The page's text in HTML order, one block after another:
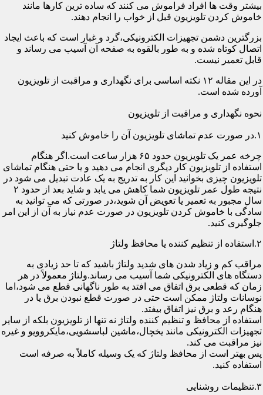
بیشتر وقت ها افراد فراموش می کنند که ساده ترین کارها مانند
خاموش کردن تلویزیون قبل از خواب را انجام دهند.
بزرگترین دشمن تجهیزات الکترونیکی،گرد و غبار است که باعث ایجاد
اتصال کوتاه شده و به طور بالقوه به صفحه آن آسیب می رساند و
قابل تعمیر نیست.
در این مقاله ۱۲ نکته اساسی برای نگهداری و مراقبت از تلویزیون
آورده شده است.
نحوه نگهداری و مراقبت از تلویزیون
۱.در صورت عدم تماشای تلویزیون آن را خاموش کنید
چرخه عمر یک تلویزیون حدود ۶۵ هزار ساعت است.اگر هنگام
استفاده از تلویزیون کار دیگری انجام می دهید و یا حتی هنگام تماشای
تلویزیون چیزی بخوانید این کار به تدریج به یک عادت تبدیل می شود در
نتیجه طول عمر تلویزیون شما کاهش می یابد و شاید بعد از حدود ۲
سال مجبور به تعمیر یا تعویض آن شوید،در صورتی که می توانید به
سادگی با خاموش کردن تلویزیون در صورت عدم نیاز به آن از این امر
جلوگیری کنید.
۲.استفاده از تنظیم کننده یا محافظ ولتاژ
مراقب کم و زیاد شدن های شدید ولتاژ باشید که تا حد زیادی به
دستگاه های الکترونیکی شما آسیب می رساند.ولتاژ معمولاً در هر
زمان که قطعی برق اتفاق می افتد به طور ناگهانی قطع می شود،اما
نوسانات ولتاژ ممکن است حتی در صورت قطع نبودن برق یا در
هنگام رعد و برق نیز اتفاق بیفتد.
استفاده از محافظ و تنظیم کننده ولتاژ نه تنها از تلویزیون بلکه از سایر
تجهیزات الکترونیکی مانند یخچال،ماشین لباسشویی،مایکروویو و غیره
نیز مراقبت می کند.
پس بهتر است از محافظ ولتاژ که یک وسیله کاملاً به صرفه است
استفاده کنید.
۳.تنظیمات روشنایی